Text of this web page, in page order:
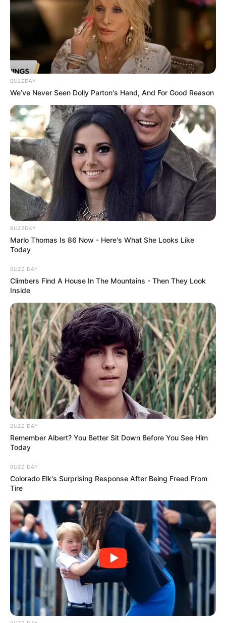
BUZZDAY
We’ve Never Seen Dolly Parton's Hand, And For Good Reason
BUZZDAY
Marlo Thomas Is 86 Now - Here's What She Looks Like
Today
BUZZ DAY
Climbers Find A House In The Mountains - Then They Look
Inside
BUZZ DAY
Remember Albert? You Better Sit Down Before You See Him
Today
BUZZ DAY
Colorado Elk's Surprising Response After Being Freed From
Tire